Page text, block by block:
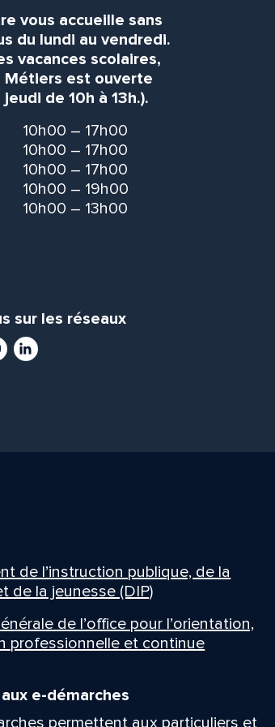
vous accueille sans
du lundi au vendredi.
vacances scolaires,
Métiers est ouverte
de 10h à 13h.).
10h00 – 17h00
10h00 – 17h00
10h00 – 17h00
10h00 – 19h00
10h00 – 13h00
sur les réseaux
LinkedIn
de l’instruction publique, de la
de la jeunesse (DIP)
de l’office pour l’orientation,
professionnelle et continue
e-démarches
permettent aux particuliers et